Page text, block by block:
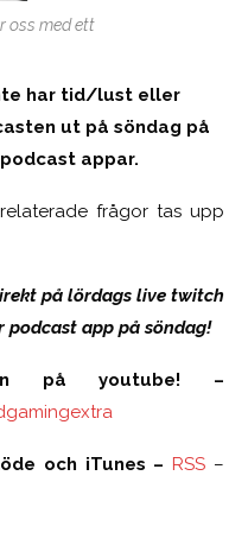
oss med ett
har tid/lust eller
ut på söndag på
appar.
frågor tas upp
på lördags live twitch
podcast app på söndag!
på youtube! –
och iTunes – RSS –